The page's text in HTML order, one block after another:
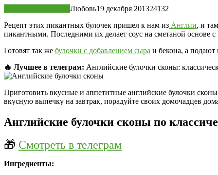
Любовь19 декабря 201324132
Рецепт этих пикантных булочек пришел к нам из Англии, и
пикантными. Последними их делает соус на сметаной основе с
Готовят так же булочки с добавлением сыра и бекона, а
🔥 Лучшее в телеграм: Английские булочки сконы:
Приготовить вкусные и аппетитные английские булочки
вкусную выпечку на завтрак, порадуйте своих домочадцев
Английские булочки сконы по
🎁 Смотреть в телеграм
Ингредиенты: